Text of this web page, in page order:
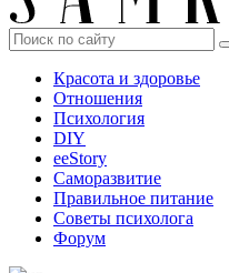
Красота и здоровье
Отношения
Психология
DIY
ееStory
Саморазвитие
Правильное питание
Советы психолога
Форум